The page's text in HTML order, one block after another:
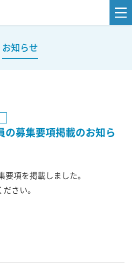
お知らせ
募集要項掲載のお知ら
項を掲載しました。
さい。